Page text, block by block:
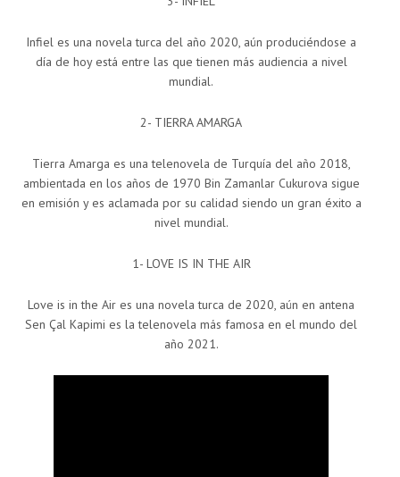
Infiel es una novela turca del año 2020, aún produciéndose a
día de hoy está entre las que tienen más audiencia a nivel
mundial.
2- TIERRA AMARGA
Tierra Amarga es una telenovela de Turquía del año 2018,
ambientada en los años de 1970 Bin Zamanlar Cukurova sigue
en emisión y es aclamada por su calidad siendo un gran éxito a
nivel mundial.
1- LOVE IS IN THE AIR
Love is in the Air es una novela turca de 2020, aún en antena
Sen Çal Kapimi es la telenovela más famosa en el mundo del
año 2021.